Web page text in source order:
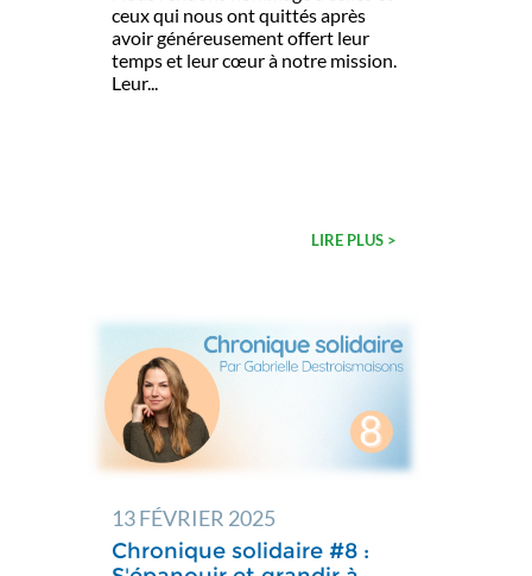
ceux qui nous ont quittés après
avoir généreusement offert leur
temps et leur cœur à notre mission.
Leur...
LIRE PLUS >
13 FÉVRIER 2025
Chronique solidaire #8 :